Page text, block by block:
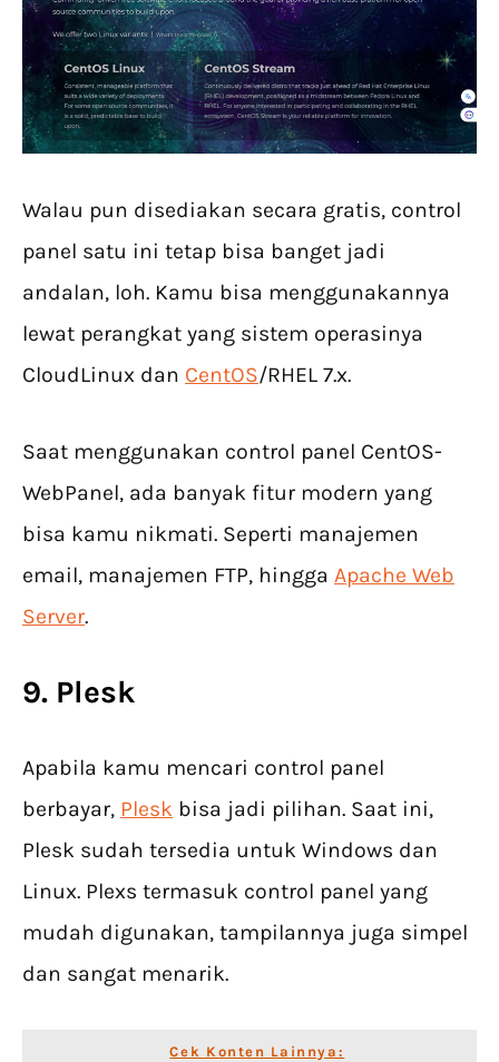
Walau pun disediakan secara gratis, control
panel satu ini tetap bisa banget jadi
andalan, loh. Kamu bisa menggunakannya
lewat perangkat yang sistem operasinya
CloudLinux dan CentOS/RHEL 7.x.
Saat menggunakan control panel CentOS-
WebPanel, ada banyak fitur modern yang
bisa kamu nikmati. Seperti manajemen
email, manajemen FTP, hingga Apache Web
Server.
9. Plesk
Apabila kamu mencari control panel
berbayar, Plesk bisa jadi pilihan. Saat ini,
Plesk sudah tersedia untuk Windows dan
Linux. Plexs termasuk control panel yang
mudah digunakan, tampilannya juga simpel
dan sangat menarik.
Cek Konten Lainnya: